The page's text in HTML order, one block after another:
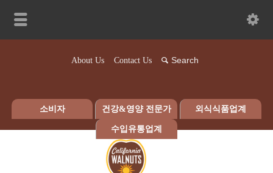
About Us Contact Us
소비자 건강&영양 전문가 외식식품업계
수입유통업계